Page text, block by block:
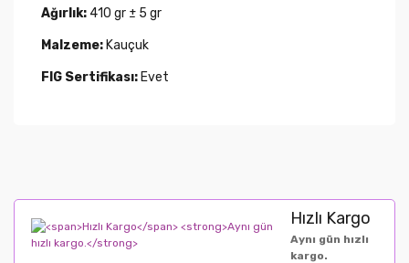
Ağırlık: 410 gr ± 5 gr
Malzeme: Kauçuk
FIG Sertifikası: Evet
Hızlı Kargo
Aynı gün hızlı
kargo.